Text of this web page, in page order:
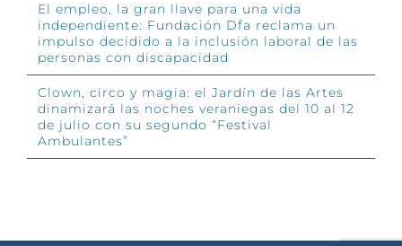
El empleo, la gran llave para una vida
independiente: Fundación Dfa reclama un
impulso decidido a la inclusión laboral de las
personas con discapacidad
Clown, circo y magia: el Jardín de las Artes
dinamizará las noches veraniegas del 10 al 12
de julio con su segundo “Festival
Ambulantes”